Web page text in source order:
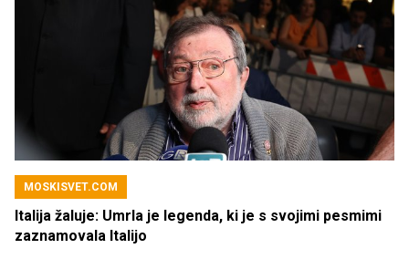
MOSKISVET.COM
Italija žaluje: Umrla je legenda, ki je s svojimi pesmimi
zaznamovala Italijo